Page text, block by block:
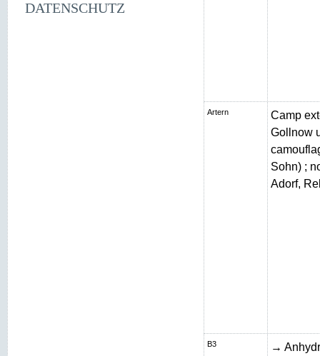
DATENSCHUTZ
Artern
Camp
Gollnow
Sohn) ;
Adorf,
B3 →